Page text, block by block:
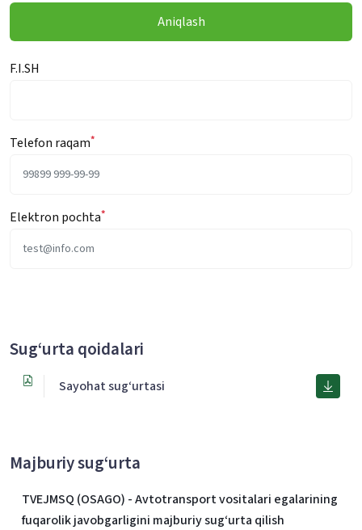
Aniqlash
F.I.SH
Telefon raqam*
Elektron pochta*
Sug‘urta qoidalari
Sayohat sug‘urtasi
Majburiy sug‘urta
TVEJMSQ (OSAGO) - Avtotransport vositalari egalarining
fuqarolik javobgarligini majburiy sug‘urta qilish